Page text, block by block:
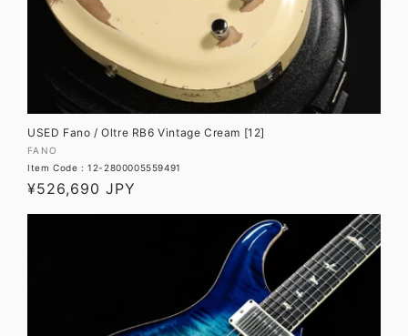
USED Fano / Oltre RB6 Vintage Cream [12]
販
売
元:
FANO
Item Code : 12-2800005559491
通
¥526,690 JPY